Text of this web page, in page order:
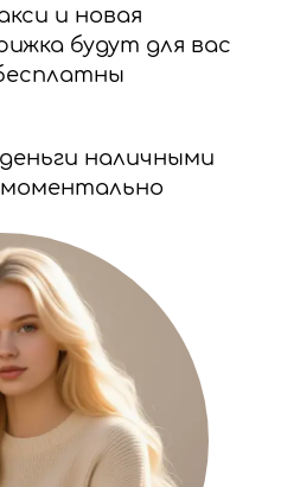
и новая
будут для вас
наличными